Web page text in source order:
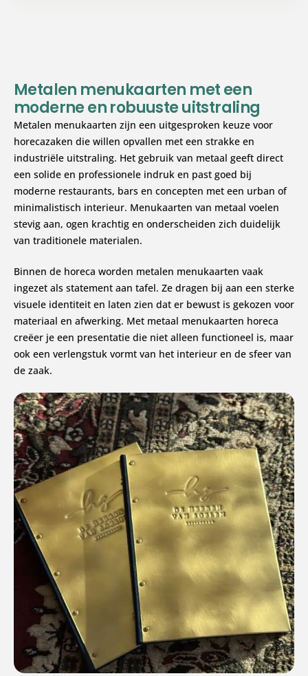
Metalen menukaarten met een
moderne en robuuste uitstraling
Metalen menukaarten zijn een uitgesproken keuze voor
horecazaken die willen opvallen met een strakke en
industriële uitstraling. Het gebruik van metaal geeft direct
een solide en professionele indruk en past goed bij
moderne restaurants, bars en concepten met een urban of
minimalistisch interieur. Menukaarten van metaal voelen
stevig aan, ogen krachtig en onderscheiden zich duidelijk
van traditionele materialen.
Binnen de horeca worden metalen menukaarten vaak
ingezet als statement aan tafel. Ze dragen bij aan een sterke
visuele identiteit en laten zien dat er bewust is gekozen voor
materiaal en afwerking. Met metaal menukaarten horeca
creëer je een presentatie die niet alleen functioneel is, maar
ook een verlengstuk vormt van het interieur en de sfeer van
de zaak.